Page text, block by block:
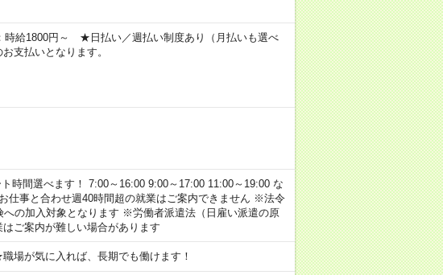
給1800円～ ★日払い／週払い制度あり（月払いも選べ
支払いとなります。
間選べます！ 7:00～16:00 9:00～17:00 11:00～19:00 な
仕事と合わせ週40時間超の就業はご案内できません ※法令
への加入対象となります ※労働者派遣法（日雇い派遣の原
ご案内が難しい場合があります
が気に入れば、長期でも働けます！